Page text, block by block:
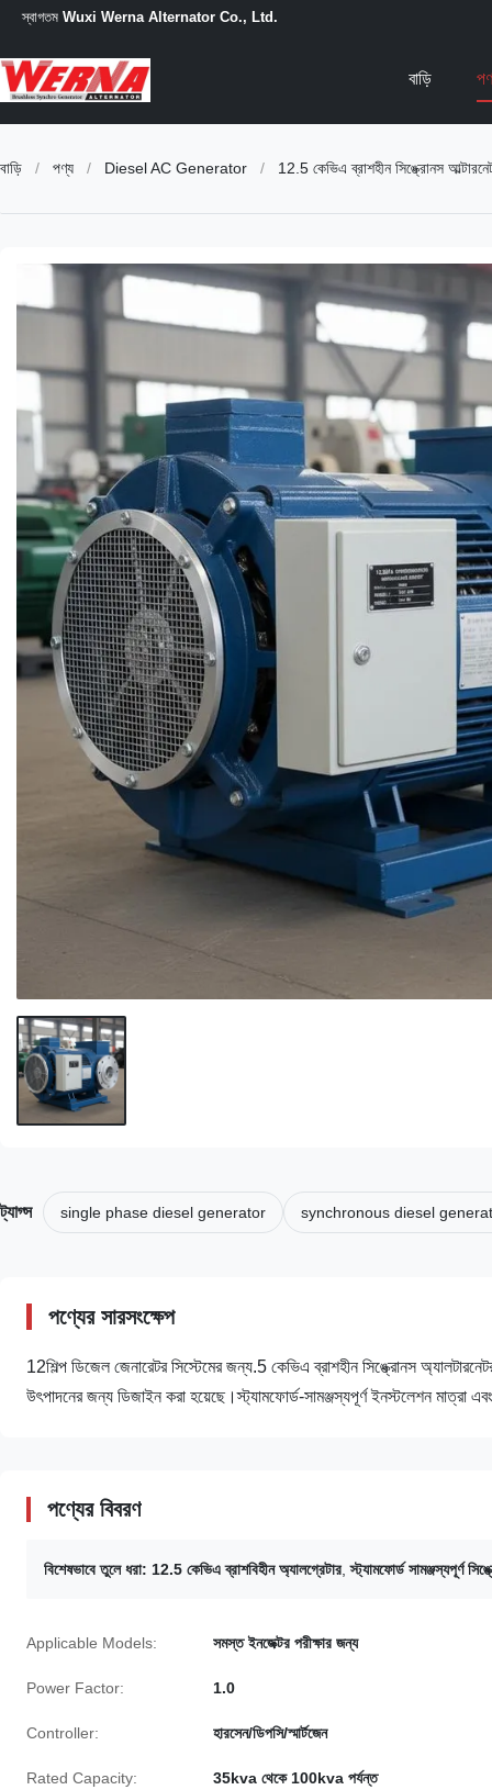
স্বাগতম Wuxi Werna Alternator Co., Ltd.
বাড়ি
বাড়ি / পণ্য / Diesel AC Generator / 12.5 কেভিএ ব্রাশহীন সিঙ্ক্রোনস
ট্যাগ্স single phase diesel generator synchronous diesel
পণ্যের সারসংক্ষেপ
12শিল্প ডিজেল জেনারেটর সিস্টেমের জন্য.5 কেভিএ ব্রাশহীন সিঙ্ক্রোনস
উৎপাদনের জন্য ডিজাইন করা হয়েছে।স্ট্যামফোর্ড-সামঞ্জস্যপূর্ণ ইনস্টলেশন
পণ্যের বিবরণ
বিশেষভাবে তুলে ধরা: 12.5 কেভিএ ব্রাশবিহীন অ্যালগ্রেটার ,স্ট্যামফোর্ড সামঞ্জস্যপূর্ণ
Applicable Models: সমস্ত ইনজেক্টর পরীক্ষার জন্য
Power Factor: 1.0
Controller: হারসেন/ডিপসি/স্মার্টজেন
Rated Capacity: 35kva থেকে 100kva পর্যন্ত